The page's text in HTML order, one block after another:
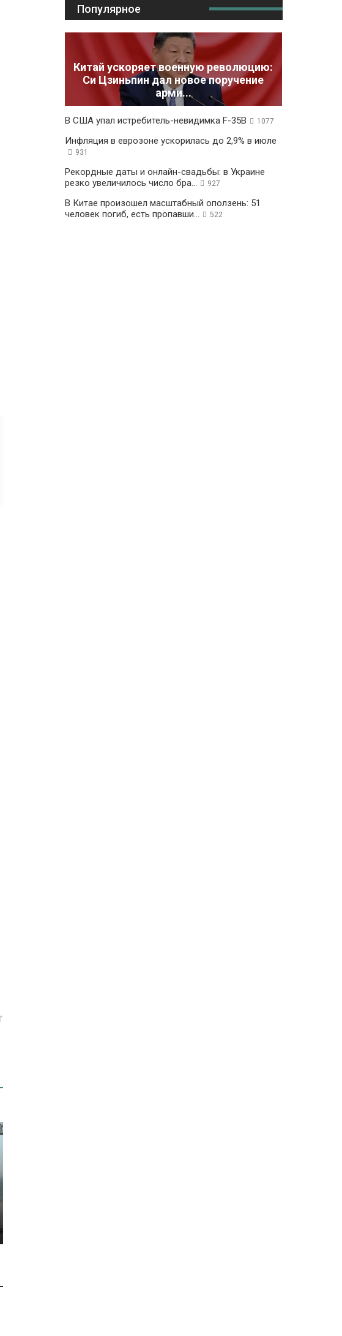
Популярное
Китай ускоряет военную революцию:
Си Цзиньпин дал новое поручение
арми...
В США упал истребитель-невидимка F-35B 1077
Инфляция в еврозоне ускорилась до 2,9% в июле
931
Рекордные даты и онлайн-свадьбы: в Украине
резко увеличилось число бра...
927
В Китае произошел масштабный оползень: 51
человек погиб, есть пропавши...
522